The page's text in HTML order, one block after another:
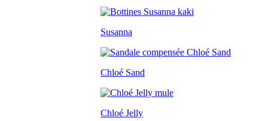
Susanna
Chloé Sand
Chloé Jelly